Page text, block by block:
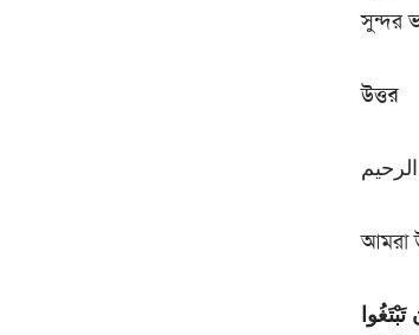
সুন্দর
উত্তর
আমরা